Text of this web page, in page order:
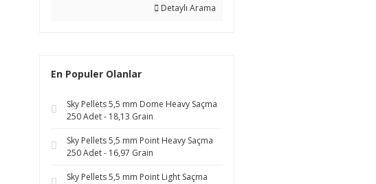
Detaylı Arama
En Populer Olanlar
Sky Pellets 5,5 mm Dome Heavy Saçma
250 Adet - 18,13 Grain
Sky Pellets 5,5 mm Point Heavy Saçma
250 Adet - 16,97 Grain
Sky Pellets 5,5 mm Point Light Saçma